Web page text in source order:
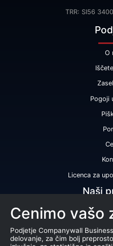
TRR: SI56
O
Pogoji
Licenca za
Naši
Certifikat
Cenimo vašo
Podjetje Companywall
delovanje, za čim bolj